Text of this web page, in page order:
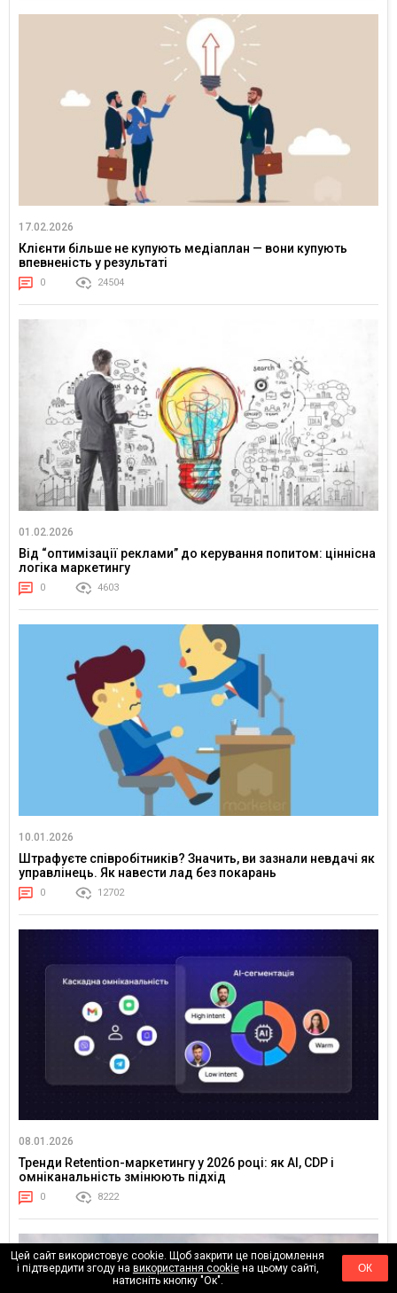
17.02.2026
Клієнти більше не купують медіаплан — вони купують
впевненість у результаті
0 24504
01.02.2026
Від “оптимізації реклами” до керування попитом: ціннісна
логіка маркетингу
0 4603
10.01.2026
Штрафуєте співробітників? Значить, ви зазнали невдачі як
управлінець. Як навести лад без покарань
0 12702
08.01.2026
Тренди Retention-маркетингу у 2026 році: як AI, CDP і
омніканальність змінюють підхід
0 8222
Цей сайт використовує cookie. Щоб закрити це повідомлення
і підтвердити згоду на використання cookieна цьому сайті,
натисніть кнопку "Ок".
ОК